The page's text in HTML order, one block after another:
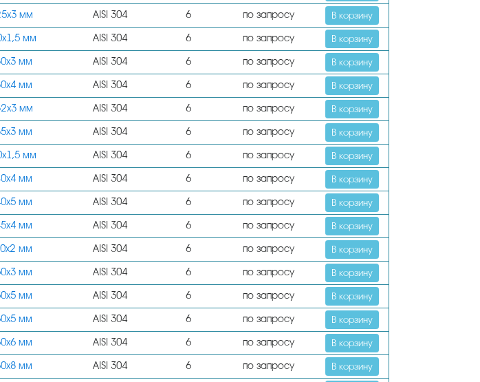
мм AISI 304 6 по запросу В корзину
мм AISI 304 6 по запросу В корзину
мм AISI 304 6 по запросу В корзину
мм AISI 304 6 по запросу В корзину
мм AISI 304 6 по запросу В корзину
мм AISI 304 6 по запросу В корзину
мм AISI 304 6 по запросу В корзину
мм AISI 304 6 по запросу В корзину
мм AISI 304 6 по запросу В корзину
мм AISI 304 6 по запросу В корзину
мм AISI 304 6 по запросу В корзину
мм AISI 304 6 по запросу В корзину
мм AISI 304 6 по запросу В корзину
мм AISI 304 6 по запросу В корзину
мм AISI 304 6 по запросу В корзину
мм AISI 304 6 по запросу В корзину